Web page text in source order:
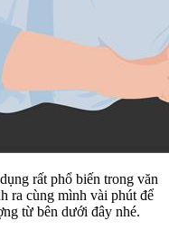
rất phổ biến trong văn
ra cùng mình vài phút để
từ bên dưới đây nhé.